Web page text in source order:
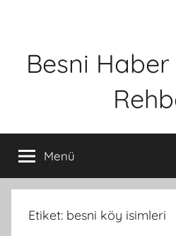
Besni
Menü
Etiket: besni köy isimleri